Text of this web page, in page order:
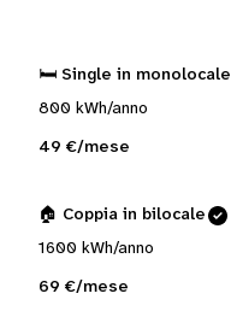
🛏️ Single in monolocale
800 kWh/anno
49 €/mese
🏠 Coppia in bilocale
1600 kWh/anno
69 €/mese